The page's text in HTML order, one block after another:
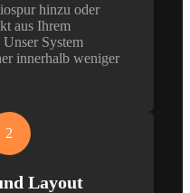
hinzu oder
aus Ihrem
System
innerhalb weniger
2
Layout